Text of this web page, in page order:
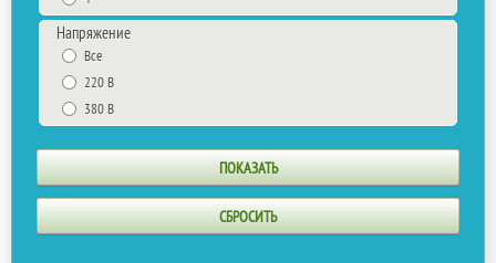
Напряжение
Все
220 В
380 В